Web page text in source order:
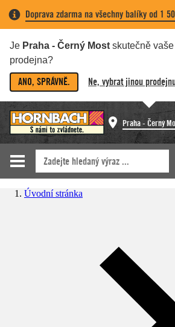
Doprava zdarma na všechny balíky od 1
Je Praha - Černý Most skutečně vaše
prodejna?
ANO, SPRÁVNĚ. Ne, vybrat jinou
Praha - Černý
Úvodní stránka